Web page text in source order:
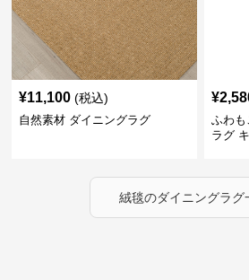
¥11,100 (税込)
自然素材 ダイニングラグ
¥
ふわ
ラグ
絨毯のダイニングラグ